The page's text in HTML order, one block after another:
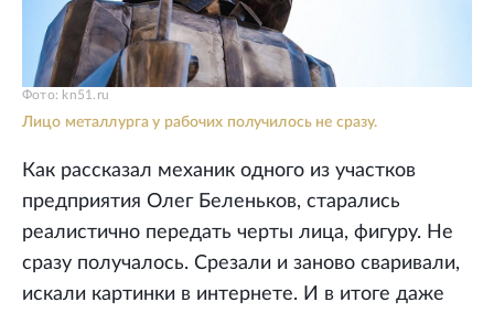
Лицо металлурга у рабочих получилось не сразу.
Фото: kn51.ru
Как рассказал механик одного из участков
предприятия Олег Беленьков, старались
реалистично передать черты лица, фигуру. Не
сразу получалось. Срезали и заново сваривали,
искали картинки в интернете. И в итоге даже